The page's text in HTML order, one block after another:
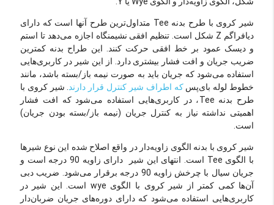
شیر کروی با طرح بدنه Tee متداول‌ترین طرح آنها است که دارای
دیافراگم Z شکل است. تنظیم افقی نشیمنگاه اجازه می‌دهد تا استم
و دیسک عمود بر خط افقی حرکت کنند. این طراح بدنه کمترین
ضریب جریان و افت فشار بیشتری دارد. از این شیر در کاربری‌هایی
استفاده می‌شود که جریان باید به صورت نیمه باز/بسته باشد، مانند
خطوط لوله بای‌پسکه اطراف شیر کنترل قرار دارند . شیر کروی با
طرح بدنه Tee، در کاربری‌هایی استفاده می‌شود که افت فشار
اهمیتی نداشته نیاز به کنترل جریان (نیمه باز/بسته بودن جریان)
است.
شیر کروی با بدنه الگوی زاویه‌دار در واقع اصلاح شده این نوع شیرها
با الگوی Tee است. انتهای این شیر دارای زاویه 90 درجه است و
جریان سیال با چرخش زاویه 90 درجه برقرار می‌شود. ضریب دبی
آن‌ها کمی کمتر از شیر کروی با الگوی wye است. این شیر در
کاربری‌هایی استفاده می‌شود که دارای دوره‌های جریان ضربان‌دار